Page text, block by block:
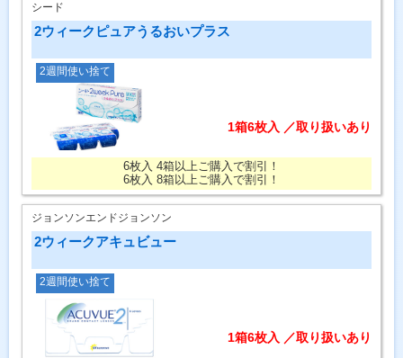
シード
2ウィークピュアうるおいプラス
2週間使い捨て
1箱6枚入 ／取り扱いあり
6枚入 4箱以上ご購入で割引！
6枚入 8箱以上ご購入で割引！
ジョンソンエンドジョンソン
2ウィークアキュビュー
2週間使い捨て
1箱6枚入 ／取り扱いあり